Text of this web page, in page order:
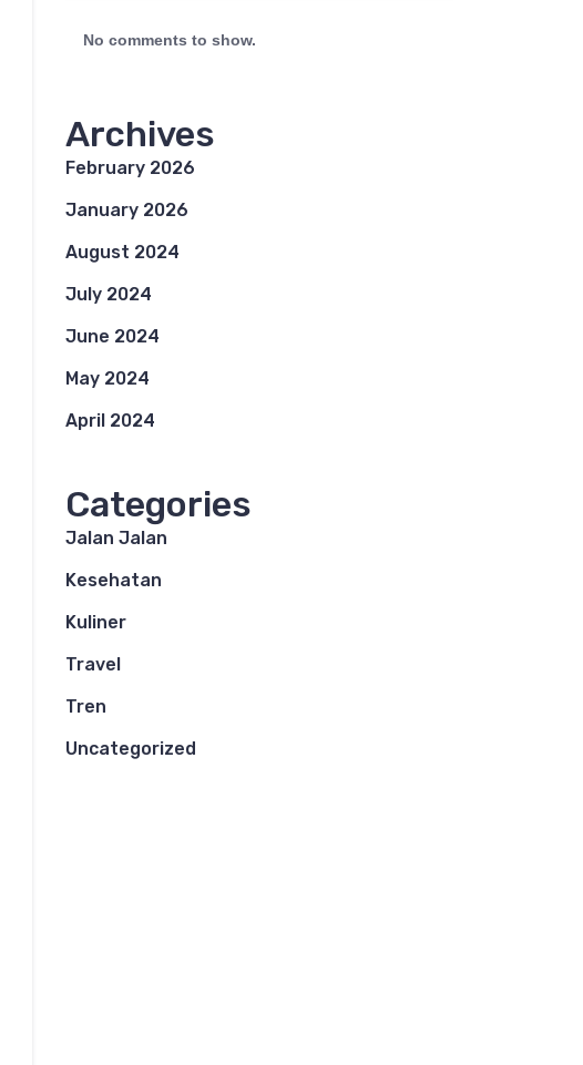
No comments to show.
Archives
February 2026
January 2026
August 2024
July 2024
June 2024
May 2024
April 2024
Categories
Jalan Jalan
Kesehatan
Kuliner
Travel
Tren
Uncategorized